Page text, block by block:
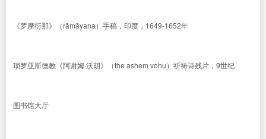
《罗摩衍那》（rāmāyana）手稿，印度，1649-1652年
琐罗亚斯德教《阿谢姆·沃胡》（the ashem vohu）祈祷诗残片，9世纪
图书馆大厅